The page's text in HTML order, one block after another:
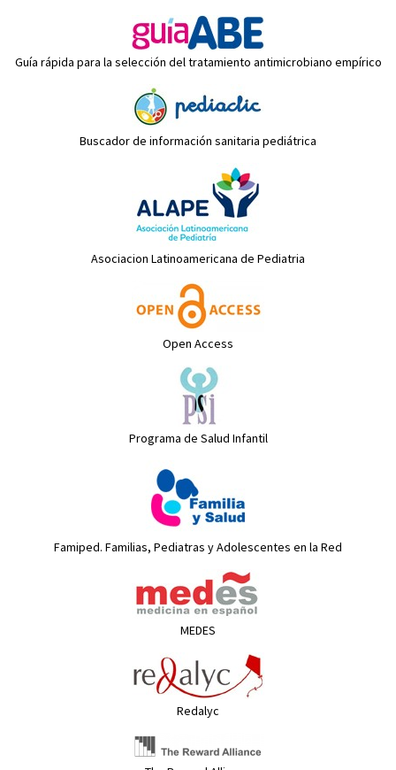
Guía rápida para la selección del tratamiento antimicrobiano empírico
Buscador de información sanitaria pediátrica
Asociacion Latinoamericana de Pediatria
Open Access
Programa de Salud Infantil
Famiped. Familias, Pediatras y Adolescentes en la Red
MEDES
Redalyc